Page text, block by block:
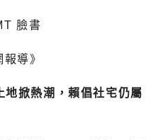
臉書
導》
地掀熱潮，賴倡社宅仍屬